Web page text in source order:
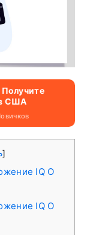
Получите
США
]
IQ O
IQ O